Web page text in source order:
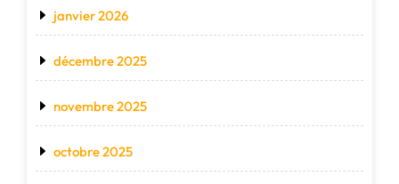
janvier 2026
décembre 2025
novembre 2025
octobre 2025